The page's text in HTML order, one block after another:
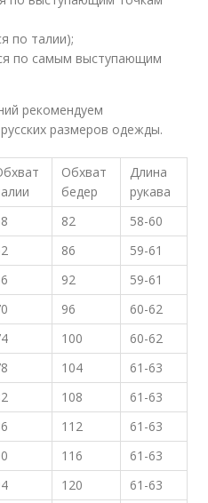
по талии);
по самым выступающим
рекомендуем
размеров одежды.
Обхват
бедер
Длина
рукава
82
58-60
86
59-61
92
59-61
96
60-62
100
60-62
104
61-63
108
61-63
112
61-63
116
61-63
120
61-63